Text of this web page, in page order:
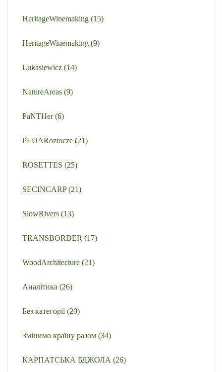
HeritageWinemaking (15)
HeritageWinemaking (9)
Lukasiewicz (14)
NatureAreas (9)
PaNTHer(6)
PLUARoztocze (21)
ROSETTES (25)
SECINCARP(21)
SlowRivers (13)
TRANSBORDER (17)
WoodArchitecture (21)
Аналітика (26)
Без категорії(20)
Змінимо країну разом (34)
КАРПАТСЬКА БДЖОЛА (26)